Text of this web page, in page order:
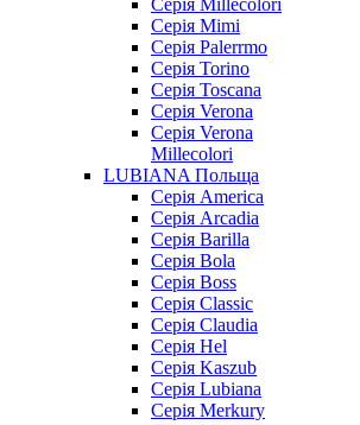
Серія Millecolori
Серія Mimi
Серія Palerrmo
Серія Torino
Серія Toscana
Серія Verona
Серія Verona
Millecolori
LUBIANA Польща
Серія America
Серія Arcadia
Серія Barilla
Серія Bola
Серія Boss
Серія Classic
Серія Claudia
Серія Hel
Серія Kaszub
Серія Lubiana
Серія Merkury